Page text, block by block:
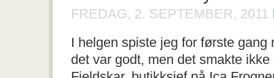
FREDAG, 2. SEPTEMBER, 2011
I helgen spiste jeg for første gang
det var godt, men det smakte